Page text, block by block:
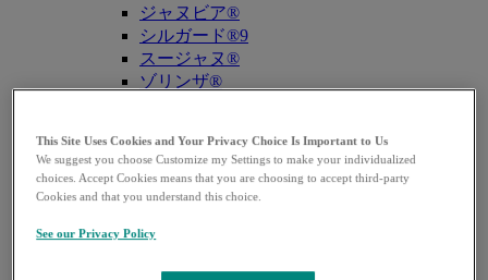
ジャヌビア®
シルガード®9
スージャヌ®
ゾリンザ®
ハ・マ・ラ行
戻る ハ・マ・ラ行
バクニュバンス®（小児）
ピフェルトロ®
ブリディオン®
This Site Uses Cookies and Your Privacy Choice Is Important to Us
We suggest you choose Customize my Settings to make your individualized
choices. Accept Cookies means that you are choosing to accept third-party
Cookies and that you understand this choice.
See our Privacy Policy